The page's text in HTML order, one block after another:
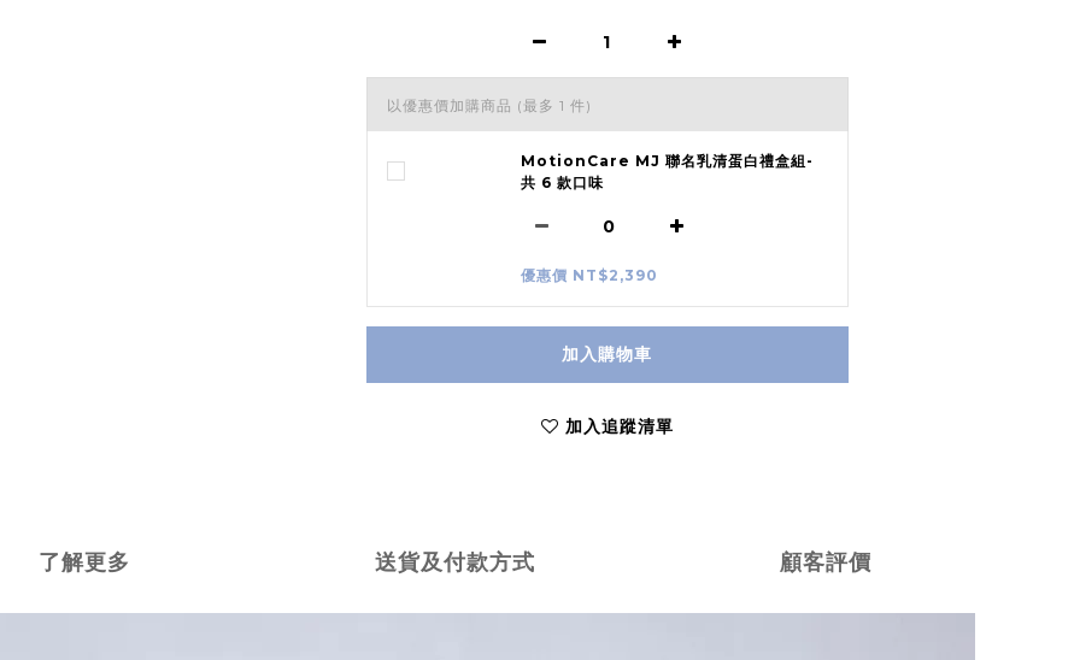
以優惠價加購商品 (最多 1 件)
MotionCare MJ 聯名乳清蛋白禮盒組-
共 6 款口味
優惠價 NT$2,390
加入購物車
加入追蹤清單
了解更多 送貨及付款方式 顧客評價